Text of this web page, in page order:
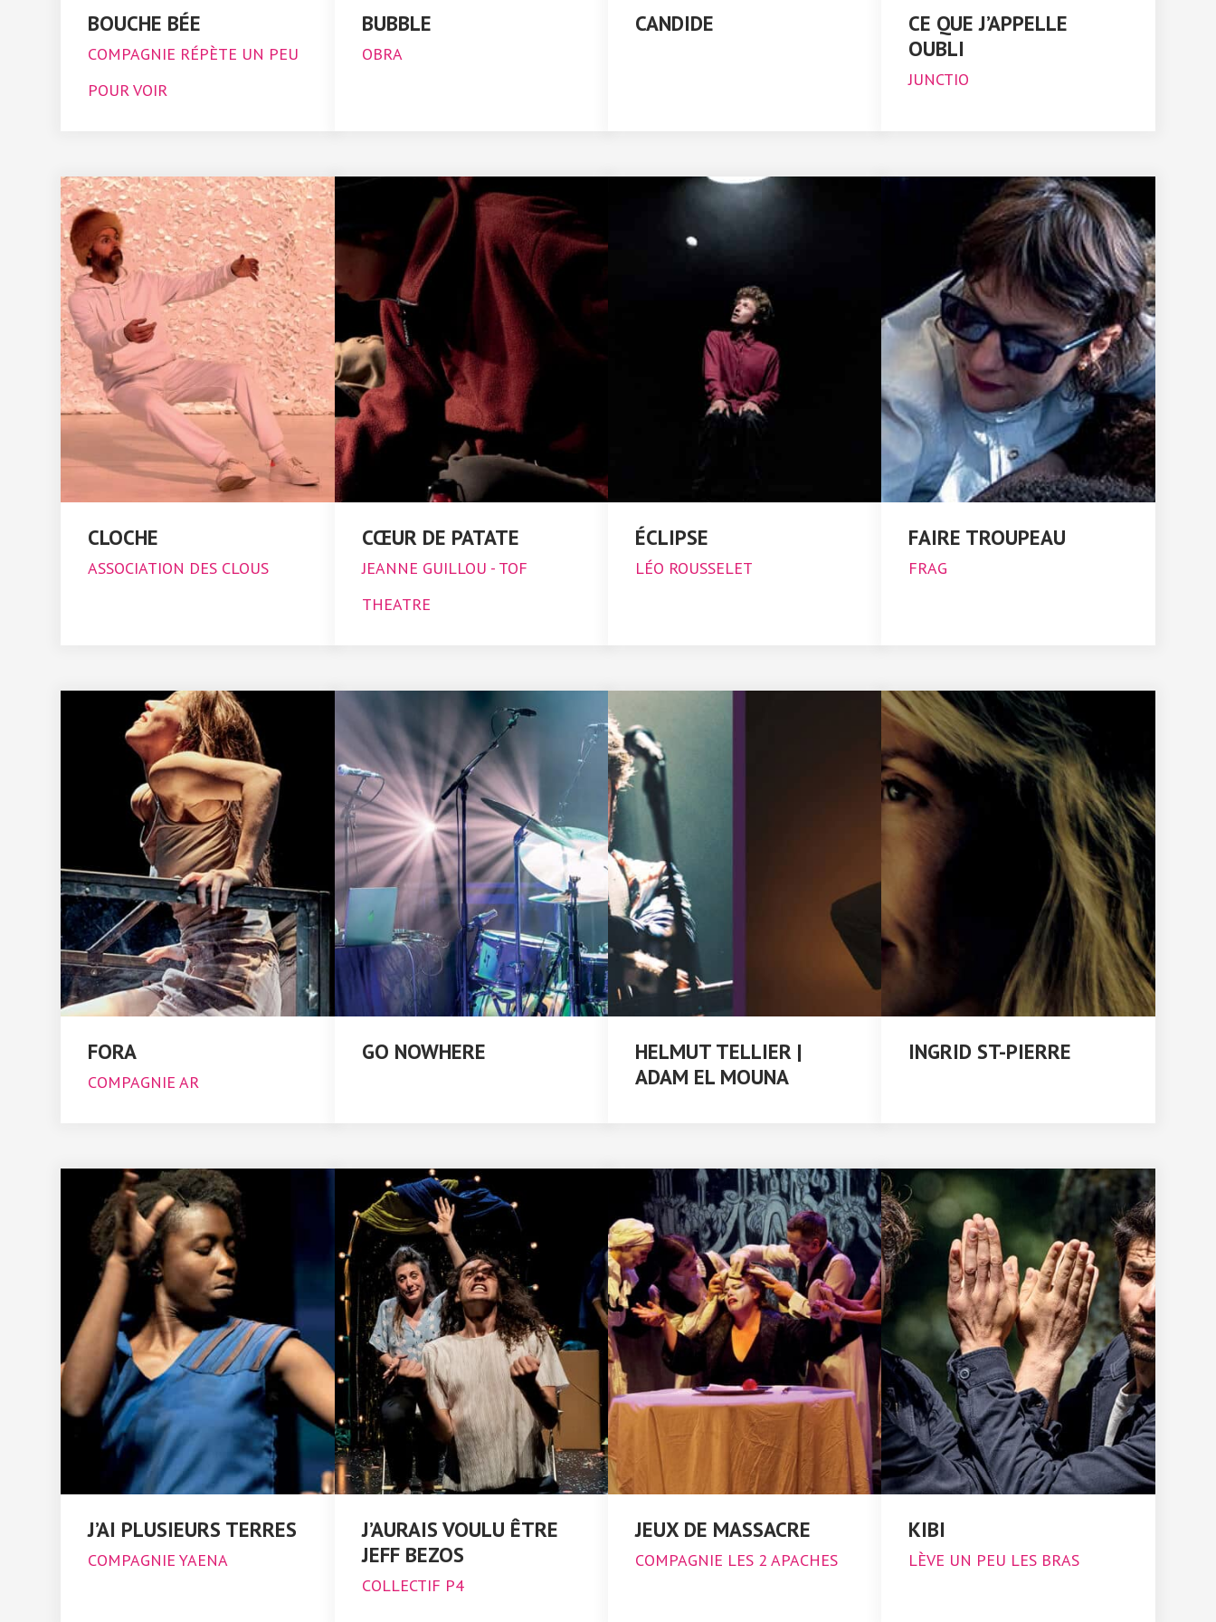
BOUCHE BÉE
COMPAGNIE RÉPÈTE UN PEU
POUR VOIR
BUBBLE
OBRA
CANDIDE
CE QUE J’APPELLE
OUBLI
JUNCTIO
/
CLOCHE
ASSOCIATION DES CLOUS
/ /
CŒUR DE PATATE
JEANNE GUILLOU - TOF
THEATRE
ÉCLIPSE
LÉO ROUSSELET
FAIRE TROUPEAU
FRAG
FORA
COMPAGNIE AR
GO NOWHERE
HELMUT TELLIER |
ADAM EL MOUNA
INGRID ST-PIERRE
J’AI PLUSIEURS TERRES
COMPAGNIE YAENA
J’AURAIS VOULU ÊTRE
JEFF BEZOS
COLLECTIF P4
JEUX DE MASSACRE
COMPAGNIE LES 2 APACHES
/
/ /
KIBI
LÈVE UN PEU LES BRAS